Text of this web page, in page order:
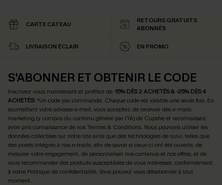
CARTE CATEAU
RETOURS GRATUITS
ABONNÉS
LIVRAISON ÉCLAIR EN PROMO
S'ABONNER ET OBTENIR LE CODE
Inscrivez-vous maintenant et profitez de -15% DÈS 2 ACHETÉS & -25% DÈS 4
ACHETÉS! *Un code par commande. Chaque code est valable une seule fois. En
soumettant votre adresse e-mail, vous acceptez de recevoir des e-mails
marketing (y compris du contenu généré par l'IA) de Cupshe et reconnaissez
avoir pris connaissance de nosTermes & Conditions. Nous pouvons utiliser les
données collectées sur notre site ainsi que des technologies de suivi, telles que
des pixels intégrés à nos e-mails, afin de savoir si ceux-ci ont été ouverts, de
mesurer votre engagement, de personnaliser nos contenus et nos offres, et de
vous recommander des produits susceptibles de vous intéresser, conformément
à notre Politique de confidentialité. Vous pouvez vous désabonner à tout
moment.